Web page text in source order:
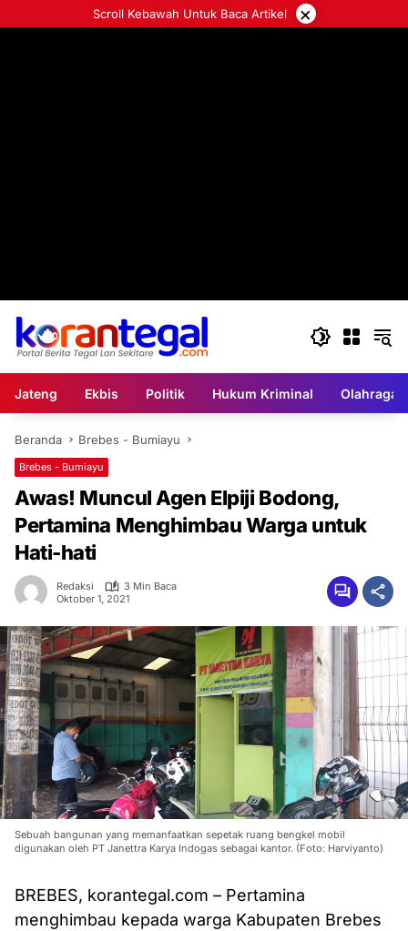
ke
Scroll Kebawah Untuk Baca Artikel ×
Jateng Ekbis Politik Hukum Kriminal Olahraga
Beranda Brebes - Bumiayu
Brebes - Bumiayu
Awas! Muncul Agen Elpiji Bodong,
Pertamina Menghimbau Warga untuk
Hati-hati
Redaksi
3 Min Baca
Oktober 1, 2021
Sebuah bangunan yang memanfaatkan sepetak ruang bengkel mobil
digunakan oleh PT Janettra Karya Indogas sebagai kantor. (Foto: Harviyanto)
BREBES, korantegal.com – Pertamina
menghimbau kepada warga Kabupaten Brebes